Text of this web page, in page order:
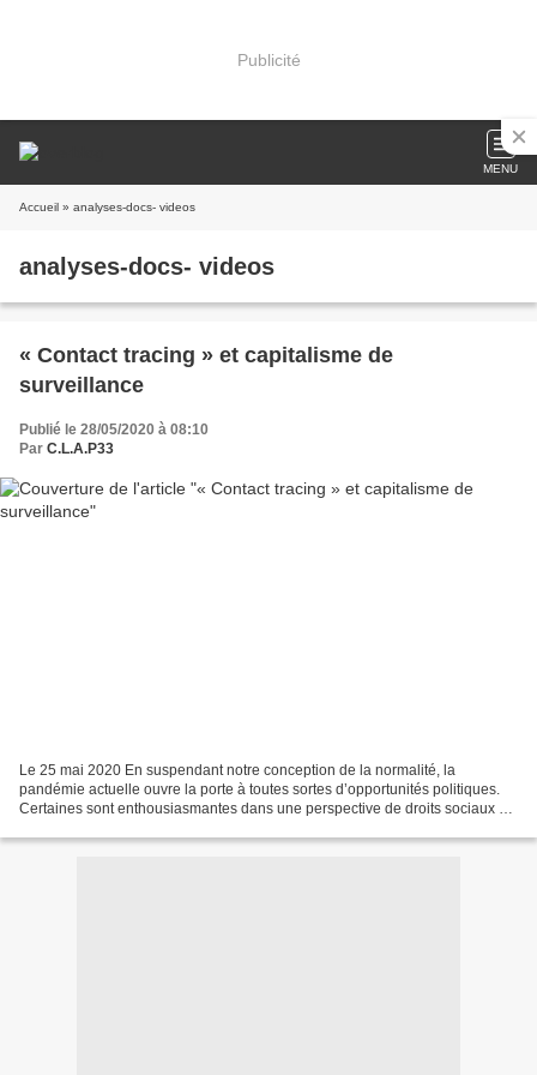
Publicité
MENU
Accueil » analyses-docs- videos
analyses-docs- videos
« Contact tracing » et capitalisme de
surveillance
Publié le 28/05/2020 à 08:10
Par C.L.A.P33
Le 25 mai 2020 En suspendant notre conception de la normalité, la
pandémie actuelle ouvre la porte à toutes sortes d’opportunités politiques.
Certaines sont enthousiasmantes dans une perspective de droits sociaux et